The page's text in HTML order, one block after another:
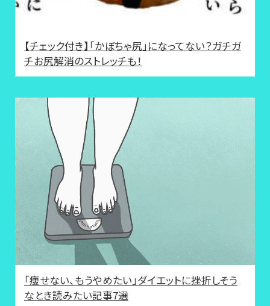
【チェック付き】「かぼちゃ尻」になってない？ガチガ
チお尻解消のストレッチも！
「痩せない、もうやめたい」ダイエットに挫折しそう
なとき読みたい記事7選